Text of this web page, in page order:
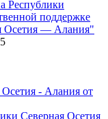
Республики
поддержке
Осетия — Алания"
- Алания от
Северная Осетия